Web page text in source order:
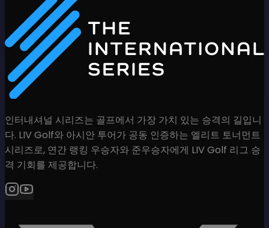
인터내셔널 시리즈는 골프에서 가장 가치 있는 승격의 길입니
다. LIV Golf와 아시안 투어가 공동 인증하는 엘리트 토너먼트
시리즈로, 연간 랭킹 우승자와 준우승자에게 LIV Golf 리그 승
격 기회를 제공합니다.